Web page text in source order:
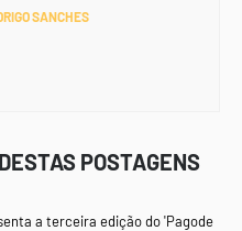
SANCHES
POSTAGENS
a terceira edição do 'Pagode